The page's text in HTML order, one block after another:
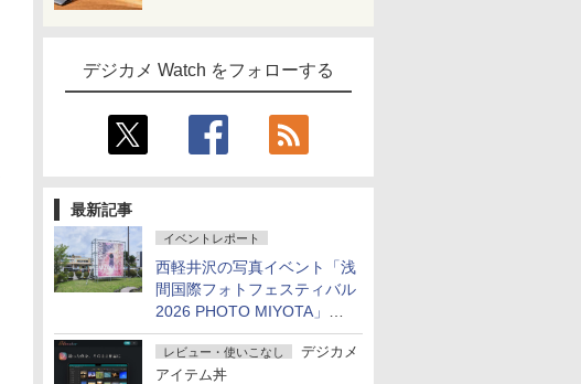
デジカメ Watch をフォローする
最新記事
イベントレポート
西軽井沢の写真イベント「浅
間国際フォトフェスティバル
2026 PHOTO MIYOTA」が
開幕
レビュー・使いこなし
デジカメ
アイテム丼